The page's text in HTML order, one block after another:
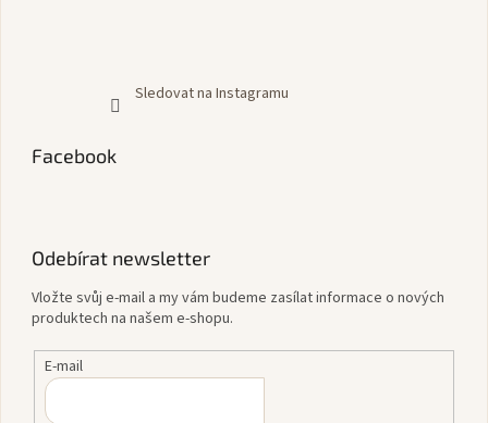
Sledovat na Instagramu
Facebook
Odebírat newsletter
Vložte svůj e-mail a my vám budeme zasílat informace o nových
produktech na našem e-shopu.
E-mail